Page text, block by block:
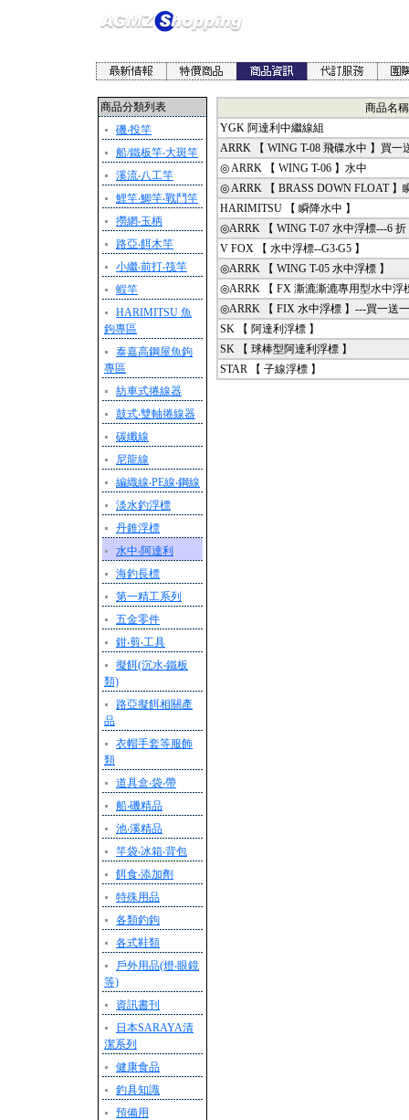
商品分類列表
磯‧投竿
船/鐵板竿‧大斑竿
溪流‧八工竿
鯉竿‧鯽竿‧戰鬥竿
撈網‧玉柄
路亞‧餌木竿
小繼‧前打‧筏竿
蝦竿
HARIMITSU 魚
鉤專區
泰嘉高鋼屋魚鉤
專區
紡車式捲線器
鼓式‧雙軸捲線器
碳纖線
尼龍線
編織線‧PE線‧鋼線
淡水釣浮標
丹錐浮標
水中‧阿達利
海釣長標
第一精工系列
五金零件
鉗‧剪‧工具
擬餌(沉水‧鐵板
類)
路亞擬餌相關產
品
衣帽手套等服飾
類
道具盒‧袋‧帶
船‧磯精品
池‧溪精品
竿袋‧冰箱‧背包
餌食‧添加劑
特殊用品
各類釣鉤
各式鞋類
戶外用品(燈‧眼鏡
等)
資訊書刊
日本SARAYA清
潔系列
健康食品
釣具知識
預備用
商品名稱
YGK 阿達利中繼線組
ARRK 【 WING T-08 飛碟水中 】買一
◎ ARRK 【 WING T-06 】水中
◎ ARRK 【 BRASS DOWN FLOAT 】
HARIMITSU 【 瞬降水中 】
◎ARRK 【 WING T-07 水中浮標---6 折
V FOX 【 水中浮標--G3‧G5 】
◎ARRK 【 WING T-05 水中浮標 】
◎ARRK 【 FX 澌漉澌漉專用型水中浮
◎ARRK 【 FIX 水中浮標 】---買一送一
SK 【 阿達利浮標 】
SK 【 球棒型阿達利浮標 】
STAR 【 子線浮標 】